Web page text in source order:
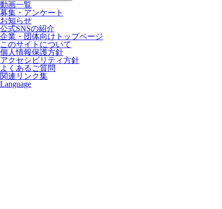
動画一覧
募集・アンケート
お知らせ
公式SNSの紹介
企業・団体向けトップページ
このサイトについて
個人情報保護方針
アクセシビリティ方針
よくあるご質問
関連リンク集
Language